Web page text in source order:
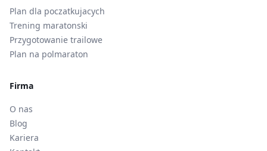
Plan dla poczatkujacych
Trening maratonski
Przygotowanie trailowe
Plan na polmaraton
Firma
O nas
Blog
Kariera